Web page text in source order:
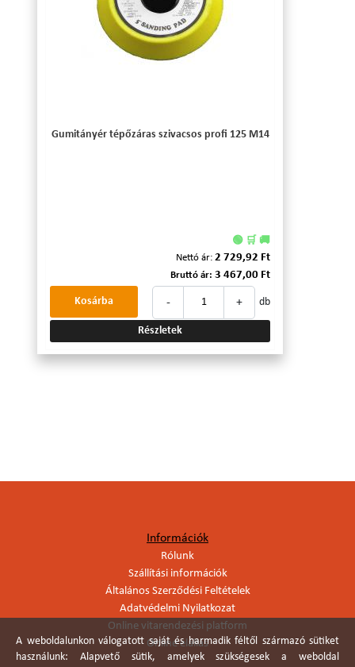
Gumitányér tépőzáras szivacsos profi 125 M14
🟢 🛒 🚚
Nettó ár: 2 729,92 Ft
Bruttó ár: 3 467,00 Ft
- + db
Kosárba
Részletek
Információk
Rólunk
Szállítási információk
Általános Szerződési Feltételek
Adatvédelmi Nyilatkozat
Online vitarendezési platform
Online elállás
A weboldalunkon válogatott saját és harmadik féltől származó sütiket
használunk: Alapvető sütik, amelyek szükségesek a weboldal